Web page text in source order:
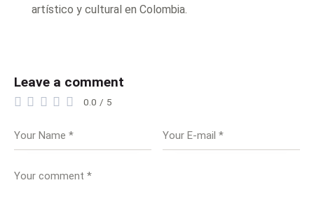
artístico y cultural en Colombia.
Leave a comment
0.0 / 5